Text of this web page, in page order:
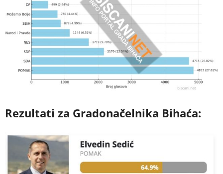
Rezultati za Gradonačelnika Bihaća: